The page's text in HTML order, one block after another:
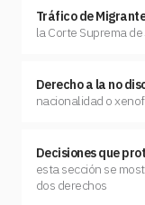
Tráfico de
la Corte Suprema
Derecho a la no
nacionalidad o
Decisiones que
esta sección se
dos derechos